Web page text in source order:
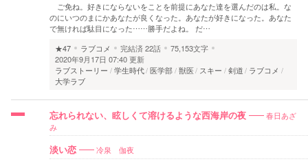
ご免ね。好きにならないをことを前提にあなた達を選んだのは私。な
のにいつのまにかあなたが良くなった。あなたが好きになった。あなた
で無ければ駄目になった……勝手だよね。 だ…
★47
ラブコメ 完結済22話
75,153文字
2020年9月17日 07:40 更新
ラブストーリー
学生時代 医学部 獣医 スキー 剣道
ラブコメ
大学ラブ
忘れられない、眩しくて溶けるような西海岸の夜
春日あざ
み
淡い恋 冷泉 伽夜